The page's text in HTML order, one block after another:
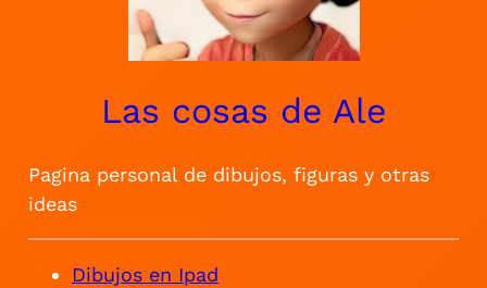
Las cosas de Ale
Pagina personal de dibujos, figuras y otras
ideas
Dibujos en Ipad